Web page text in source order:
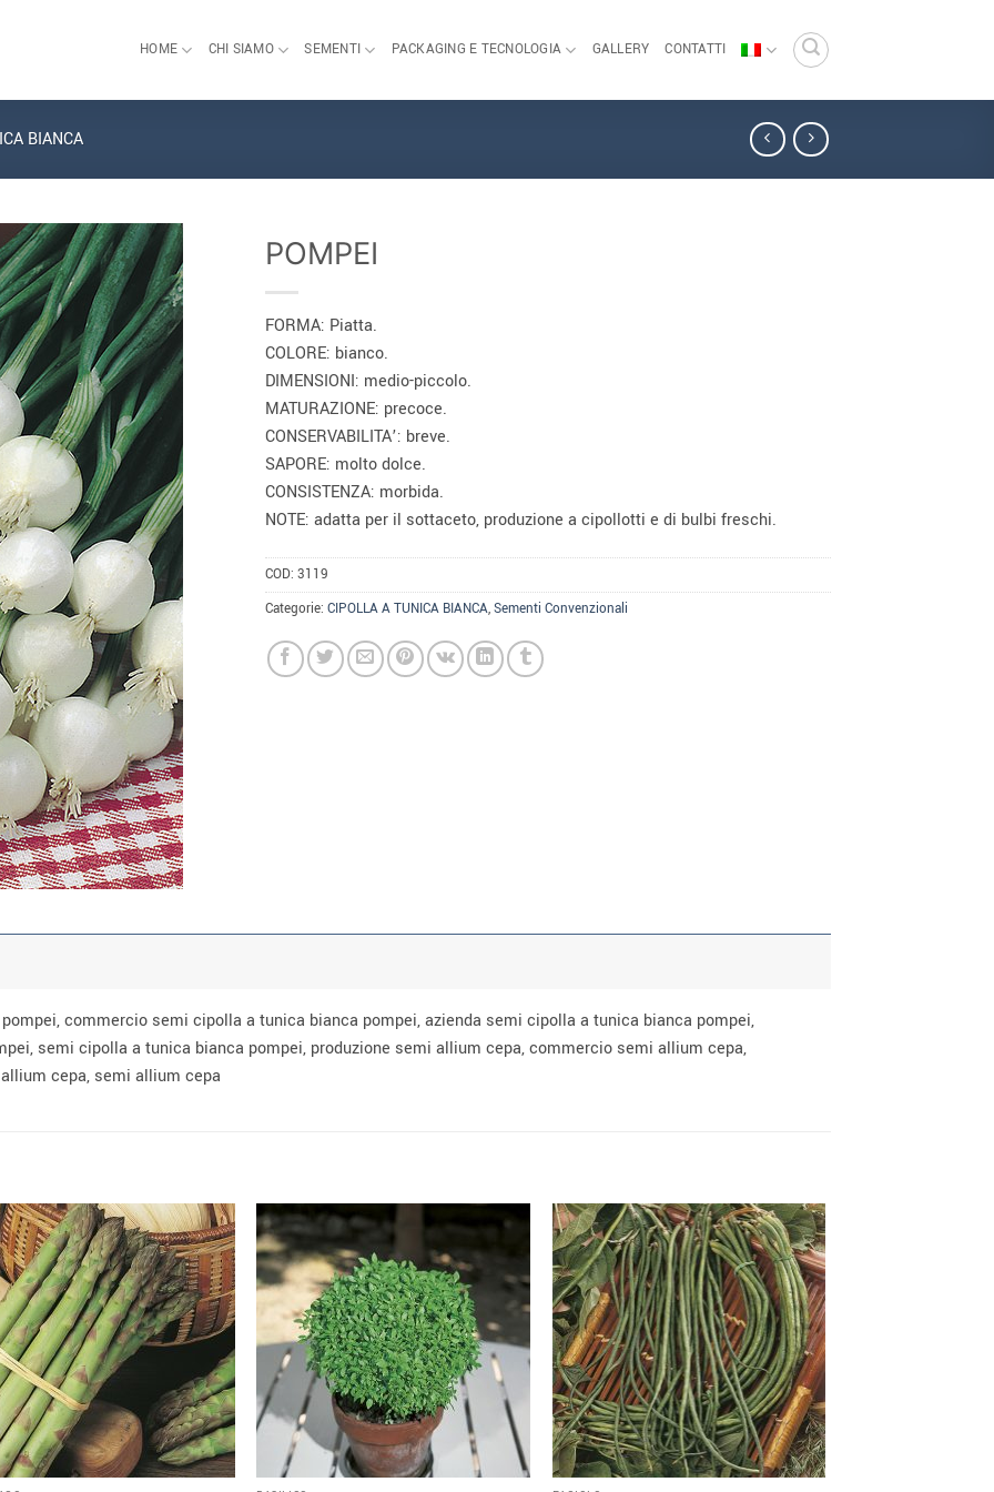
HOME CHI SIAMO SEMENTI PACKAGING E TECNOLOGIA GALLERY CONTATTI
BIANCA
POMPEI
FORMA: Piatta.
COLORE: bianco.
DIMENSIONI: medio-piccolo.
MATURAZIONE: precoce.
CONSERVABILITA’: breve.
SAPORE: molto dolce.
CONSISTENZA: morbida.
NOTE: adatta per il sottaceto, produzione a cipollotti e di bulbi freschi.
COD: 3119
Categorie: CIPOLLA A TUNICA BIANCA,Sementi Convenzionali
commercio semi cipolla a tunica bianca pompei, azienda semi cipolla a tunica bianca pompei,
semi cipolla a tunica bianca pompei, produzione semi allium cepa, commercio semi allium cepa,
cepa, semi allium cepa